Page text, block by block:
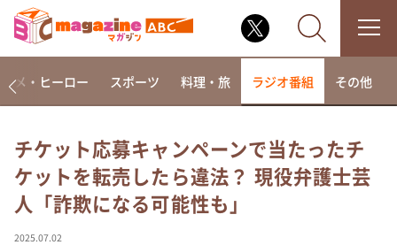
なるみ・岡村の過ぎるTV
相席食堂
これ余談なんですけど・・・
メ・ヒーロー スポーツ 料理・旅 ラジオ番組 その他
チケット応募キャンペーンで当たったチ
ケットを転売したら違法？ 現役弁護士芸
人「詐欺になる可能性も」
2025.07.02